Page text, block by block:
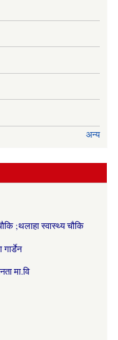
अन्य
;थलाहा स्वास्थ्य चौकि
गार्डेन
मा.वि